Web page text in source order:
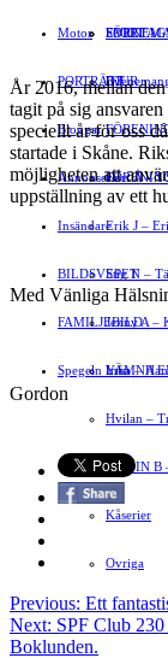
SPORT
DJUR
Motor
PORTRÄTT
Bloggar
Gert Å – I
Erik J –
Stig N –
Jenny A –
Yrsa –
Hvilan –
MALIN B
Kåserier
Ovriga
Annonsera
Insändare
BILDSVEPET
FAMILJEBILD
LÄMNA
Spegeln Info
År 2016, mellan
tagit på sig
speciellt år för oss
startade i Skåne.
möjligheten att
uppställning av ett
Med Vänliga
Gordon
Previous: Ett
Next: SPF Club
Boklunden.